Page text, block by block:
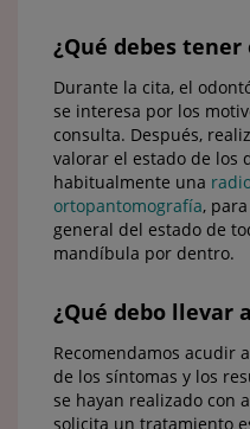
¿Qué debes tener
Durante la cita, el
se interesa por los
consulta. Después,
valorar el estado de los
habitualmente una
ortopantomografía,
general del estado de
mandíbula por dentro.
¿Qué debo llevar
Recomendamos acudir
de los síntomas y los
se hayan realizado con
solicita un tratamiento